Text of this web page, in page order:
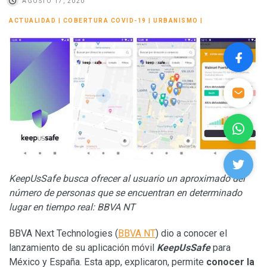
ACTUALIDAD COBERTURA COVID-19 URBANISMO
KeepUsSafe busca ofrecer al usuario un aproximado del
número de personas que se encuentran en determinado
lugar en tiempo real: BBVA NT
BBVA Next Technologies (BBVA NT) dio a conocer el
lanzamiento de su aplicación móvil KeepUsSafepara
México y España. Esta app, explicaron, permite conocer la